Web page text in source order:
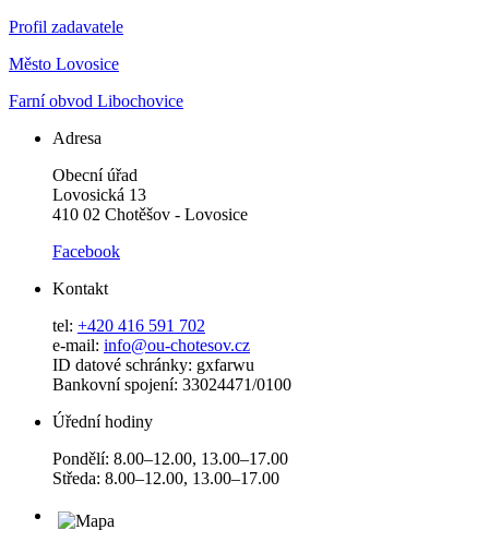
Profil zadavatele
Město Lovosice
Farní obvod Libochovice
Adresa
Obecní úřad
Lovosická 13
410 02 Chotěšov - Lovosice
Facebook
Kontakt
tel: +420 416 591 702
e-mail: info@ou-chotesov.cz
ID datové schránky: gxfarwu
Bankovní spojení: 33024471/0100
Úřední hodiny
Pondělí: 8.00–12.00, 13.00–17.00
Středa: 8.00–12.00, 13.00–17.00